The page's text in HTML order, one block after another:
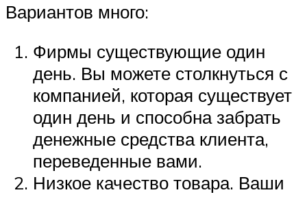
Вариантов много:
Фирмы существующие один
день. Вы можете столкнуться с
компанией, которая существует
один день и способна забрать
денежные средства клиента,
переведенные вами.
Низкое качество товара. Ваши